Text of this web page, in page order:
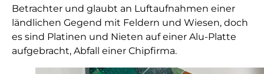
Betrachter und glaubt an Luftaufnahmen einer
ländlichen Gegend mit Feldern und Wiesen, doch
es sind Platinen und Nieten auf einer Alu-Platte
aufgebracht, Abfall einer Chipfirma.